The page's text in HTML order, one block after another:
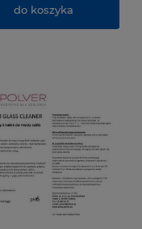
do koszyka